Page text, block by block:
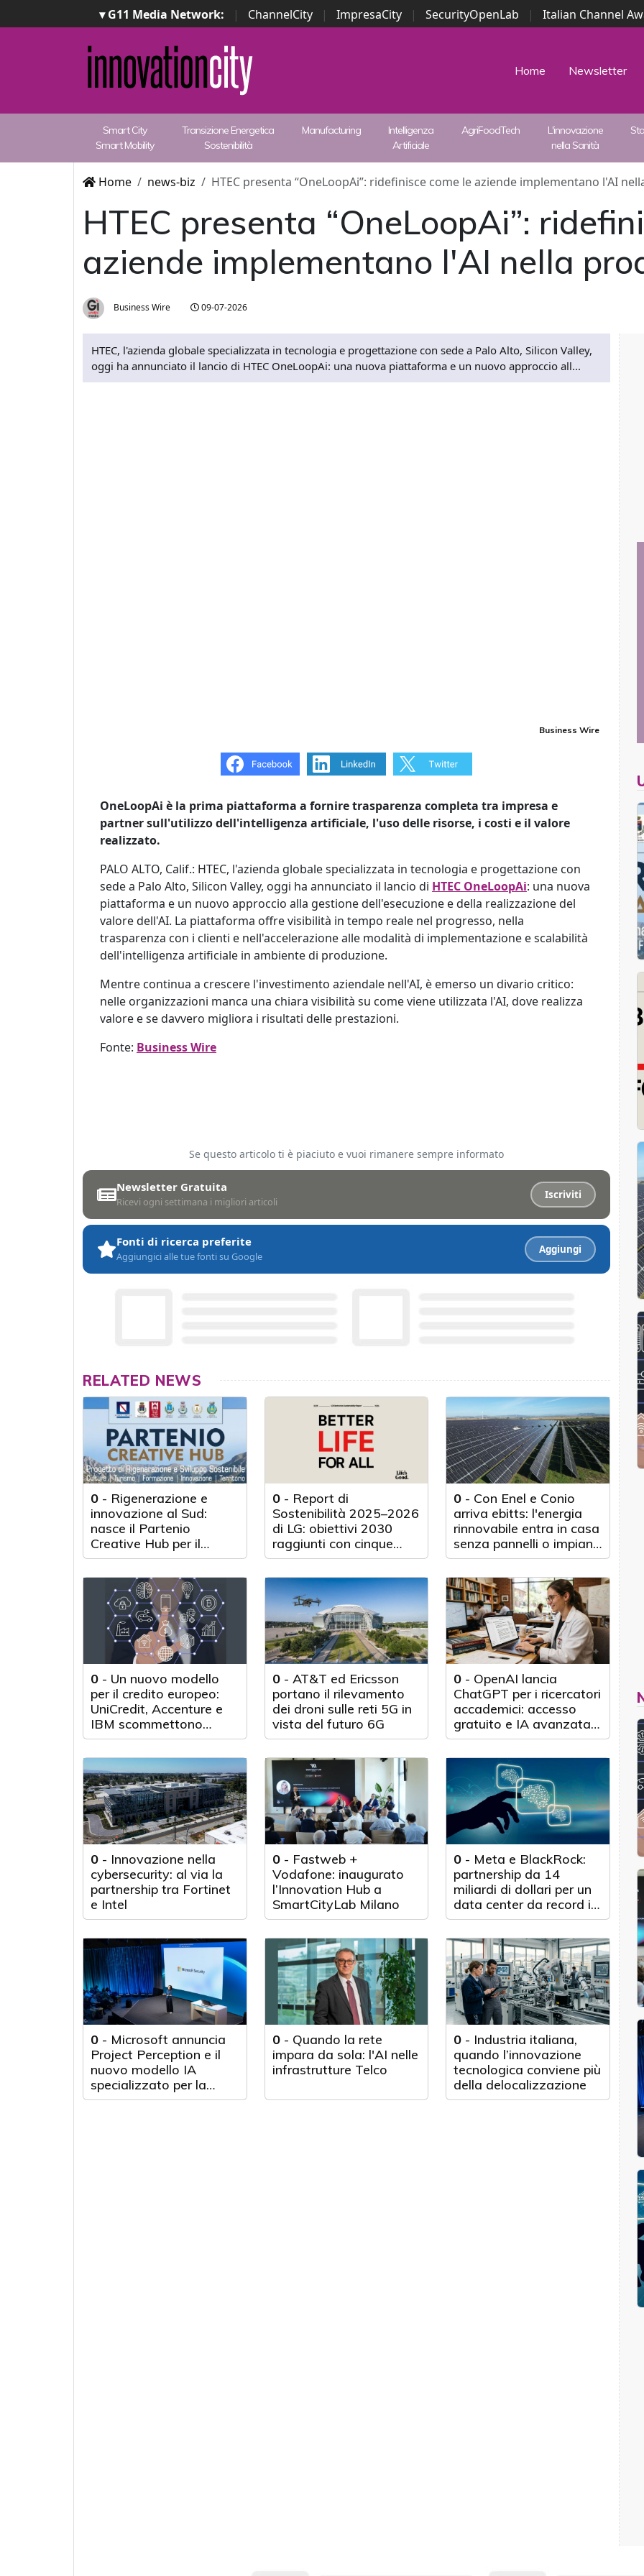
▾ G11 Media Network: | ChannelCity | ImpresaCity | SecurityOpenLab | Italian Channel
Security Awards | ...
Home Newsletter
Smart City
Smart Mobility
Transizione Energetica
Sostenibilità
Manufacturing
Intelligenza
Artificiale
AgriFoodTech
L'innovazione
nella Sanità
Home news-biz HTEC presenta “OneLoopAi”: ridefinisce come le aziende implementano l'AI
HTEC presenta “OneLoopAi”:
aziende implementano l'AI nella
Business Wire 09-07-2026
HTEC, l'azienda globale specializzata in tecnologia e progettazione con sede a Palo Alto, Silicon Valley,
oggi ha annunciato il lancio di HTEC OneLoopAi: una nuova piattaforma e un nuovo approccio all...
Business Wire
OneLoopAi è la prima piattaforma a fornire trasparenza completa tra impresa e
partner sull'utilizzo dell'intelligenza artificiale, l'uso delle risorse, i costi e il valore
realizzato.
PALO ALTO, Calif.: HTEC, l'azienda globale specializzata in tecnologia e progettazione con
sede a Palo Alto, Silicon Valley, oggi ha annunciato il lancio di HTEC OneLoopAi: una nuova
piattaforma e un nuovo approccio alla gestione dell'esecuzione e della realizzazione del
valore dell'AI. La piattaforma offre visibilità in tempo reale nel progresso, nella
trasparenza con i clienti e nell'accelerazione alle modalità di implementazione e scalabilità
dell'intelligenza artificiale in ambiente di produzione.
Mentre continua a crescere l'investimento aziendale nell'AI, è emerso un divario critico:
nelle organizzazioni manca una chiara visibilità su come viene utilizzata l'AI, dove realizza
valore e se davvero migliora i risultati delle prestazioni.
Fonte: Business Wire
Se questo articolo ti è piaciuto e vuoi rimanere sempre informato
Newsletter Gratuita
Ricevi ogni settimana i migliori articoli
Iscriviti
Fonti di ricerca preferite
Aggiungici alle tue fonti su Google
Aggiungi
RELATED NEWS
0 - Rigenerazione e
innovazione al Sud:
nasce il Partenio
Creative Hub per il
rilancio del territorio
0- Report di
Sostenibilità 2025–2026
di LG: obiettivi 2030
raggiunti con cinque
anni d'anticipo
0 - Con Enel e Conio
arriva ebitts: l'energia
rinnovabile entra in casa
senza pannelli o impianti
fisici
0 - Un nuovo modello
per il credito europeo:
UniCredit, Accenture e
IBM scommettono
sull'innovazione
tecnologica
0- AT&T ed Ericsson
portano il rilevamento
dei droni sulle reti 5G in
vista del futuro 6G
0 - OpenAI lancia
ChatGPT per i ricercatori
accademici: accesso
gratuito e IA avanzata
per 100.000 scienziati
0 - Innovazione nella
cybersecurity: al via la
partnership tra Fortinet
e Intel
0- Fastweb +
Vodafone: inaugurato
l’Innovation Hub a
SmartCityLab Milano
0 - Meta e BlackRock:
partnership da 14
miliardi di dollari per un
data center da record in
Texas
0 - Microsoft annuncia
Project Perception e il
nuovo modello IA
specializzato per la
cybersecurity
0- Quando la rete
impara da sola: l'AI nelle
infrastrutture Telco
0 - Industria italiana,
quando l’innovazione
tecnologica conviene più
della delocalizzazione